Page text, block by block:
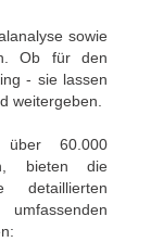
sowie
Ob für den
- sie lassen
weitergeben.
60.000
bieten die
detaillierten